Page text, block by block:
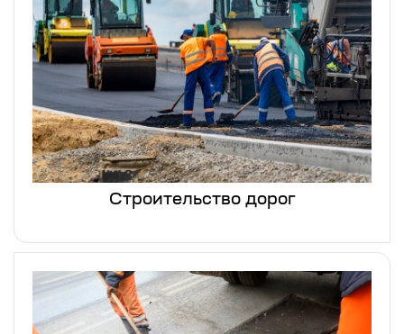
Строительство дорог